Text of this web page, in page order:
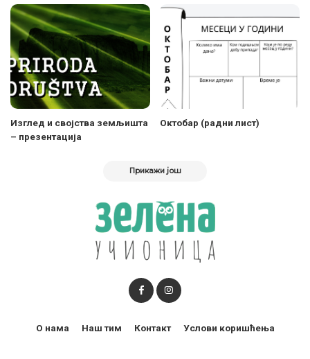
Изглед и својства земљишта
– презентација
Октобар (радни лист)
Прикажи још
О нама Наш тим Контакт Услови коришћења